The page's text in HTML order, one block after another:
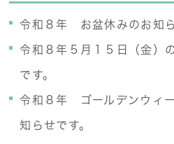
令和８年 お盆休みのお知ら
令和８年５月１５日（金）
です。
令和８年 ゴールデンウィ
知らせです。